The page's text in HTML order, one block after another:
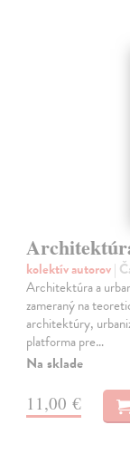
kolektív autorov|
Architektúra a
zameraný na
architektúry,
platforma pre…
Na sklade
11,00 €